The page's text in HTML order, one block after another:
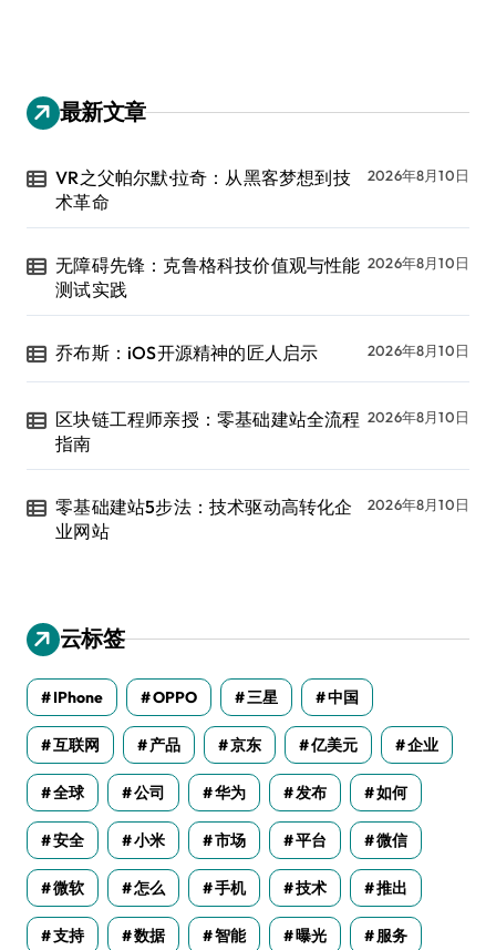
最新文章
VR之父帕尔默·拉奇：从黑客梦想到技
术革命
2026年8月10日
无障碍先锋：克鲁格科技价值观与性能
测试实践
2026年8月10日
乔布斯：iOS开源精神的匠人启示 2026年8月10日
区块链工程师亲授：零基础建站全流程
指南
2026年8月10日
零基础建站5步法：技术驱动高转化企
业网站
2026年8月10日
云标签
IPhone OPPO 三星 中国
互联网 产品 京东 亿美元 企业
全球 公司 华为 发布 如何
安全 小米 市场 平台 微信
微软 怎么 手机 技术 推出
支持 数据 智能 曝光 服务